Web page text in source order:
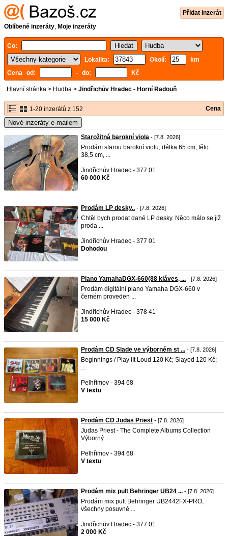
Přidat inzerát
Oblíbené inzeráty, Moje inzeráty
Co:
Lokalita:
Okolí:
km
Cena od:
- do: Kč
Hlavní stránka > Hudba > Jindřichův Hradec - Horní Radouň
1-20 inzerátů z 152 Cena
Nové inzeráty e-mailem
Starožitná barokní viola - [7.8. 2026]
Prodám starou barokní violu, délka 65 cm, tělo
38,5 cm, ...
Jindřichův Hradec - 377 01
60 000 Kč
Prodám LP desky.. - [7.8. 2026]
Chtěl bych prodat dané LP desky. Něco málo se již
proda ...
Jindřichův Hradec - 377 01
Dohodou
Piano YamahaDGX-660(88 kláves, ... - [7.8. 2026]
Prodám digitální piano Yamaha DGX-660 v
černém proveden ...
Jindřichův Hradec - 378 41
15 000 Kč
Prodám CD Slade ve výborném st ... - [7.8. 2026]
Beginnings / Play iIt Loud 120 Kč; Slayed 120 Kč;
...
Pelhřimov - 394 68
V textu
Prodám CD Judas Priest - [7.8. 2026]
Judas Priest - The Complete Albums Collection
Výborný ...
Pelhřimov - 394 68
V textu
Prodám mix pult Behringer UB24 ... - [7.8. 2026]
Prodám mix pult Behringer UB2442FX-PRO,
všechny posuvné ...
Jindřichův Hradec - 377 01
2 000 Kč